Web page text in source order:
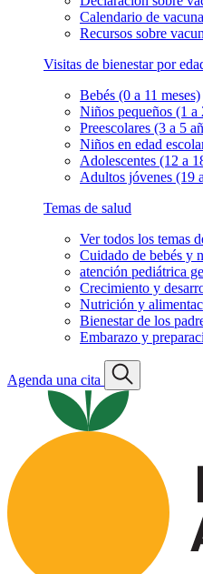
Calendario de
Recursos sobre
Visitas de bienestar por
Bebés (0 a 11 meses)
Niños pequeños (1 a
Preescolares (3 a 5
Niños en edad
Adolescentes (12 a
Adultos jóvenes (19
Temas de salud
Ver todos los temas
Cuidado de bebés y
atención pediátrica
Crecimiento y
Nutrición y
Bienestar de los
Embarazo y
Agenda una cita